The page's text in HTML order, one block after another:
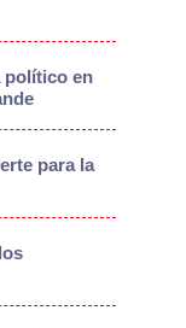
político en
para la